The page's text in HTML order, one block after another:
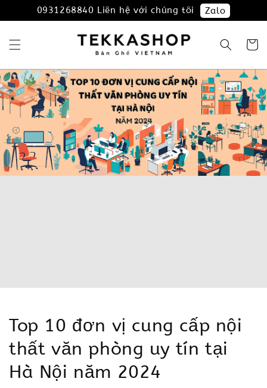
0931268840 Liên hệ với chúng tôi Zalo
Top 10 đơn vị cung cấp nội
thất văn phòng uy tín tại
Hà Nội năm 2024